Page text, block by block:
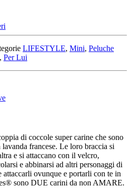
LIFESTYLE, Mini, Peluche
, Per Lui
di coccole super carine che sono
francese. Le loro braccia si
e si attaccano con il velcro,
e abbinarsi ad altri personaggi di
ovunque e portarli con te in
sono DUE carini da non AMARE.